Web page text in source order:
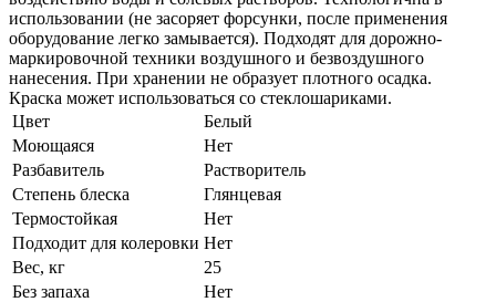
использовании (не засоряет форсунки, после применения
оборудование легко замывается). Подходят для дорожно-
маркировочной техники воздушного и безвоздушного
нанесения. При хранении не образует плотного осадка.
Краска может использоваться со стеклошариками.
Цвет
Белый
Моющаяся
Нет
Разбавитель
Растворитель
Степень блеска
Глянцевая
Термостойкая
Нет
Подходит для колеровки Нет
Вес, кг
25
Без запаха
Нет